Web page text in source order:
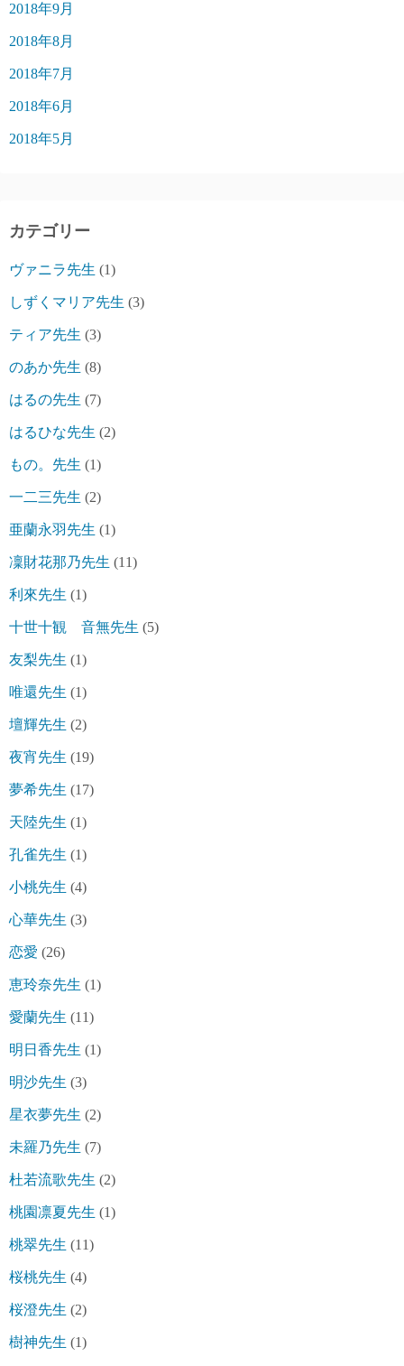
2018年9月
2018年8月
2018年7月
2018年6月
2018年5月
カテゴリー
ヴァニラ先生 (1)
しずくマリア先生 (3)
ティア先生 (3)
のあか先生 (8)
はるの先生 (7)
はるひな先生 (2)
もの。先生 (1)
一二三先生 (2)
亜蘭永羽先生 (1)
凜財花那乃先生 (11)
利來先生 (1)
十世十観 音無先生 (5)
友梨先生 (1)
唯還先生 (1)
壇輝先生 (2)
夜宵先生 (19)
夢希先生 (17)
天陸先生 (1)
孔雀先生 (1)
小桃先生 (4)
心華先生 (3)
恋愛 (26)
恵玲奈先生 (1)
愛蘭先生 (11)
明日香先生 (1)
明沙先生 (3)
星衣夢先生 (2)
未羅乃先生 (7)
杜若流歌先生 (2)
桃園凛夏先生 (1)
桃翠先生 (11)
桜桃先生 (4)
桜澄先生 (2)
樹神先生 (1)